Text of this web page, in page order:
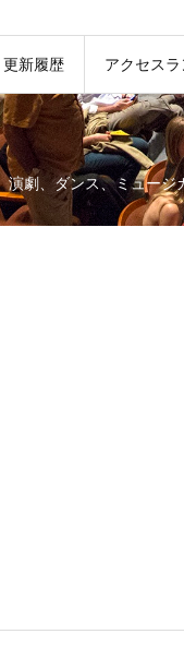
更新履歴 アクセス
演劇、ダンス、ミュージ